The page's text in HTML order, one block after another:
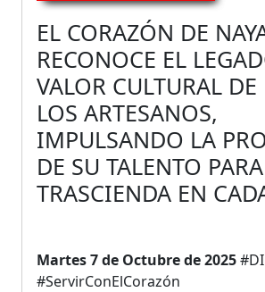
EL CORAZÓN DE
RECONOCE EL
VALOR CULTURAL DE
LOS ARTESANOS,
IMPULSANDO LA
DE SU TALENTO
TRASCIENDA EN
Martes 7 de Octubre de 2025
#ServirConElCorazón